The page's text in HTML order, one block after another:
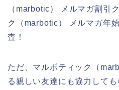
（marbotic） メルマガ割引
ク（marbotic） メルマガ年
査！
ただ、マルボティック（
る親しい友達にも協力して